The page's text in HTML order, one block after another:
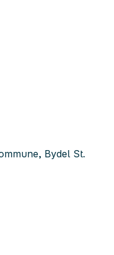
Bydel St.